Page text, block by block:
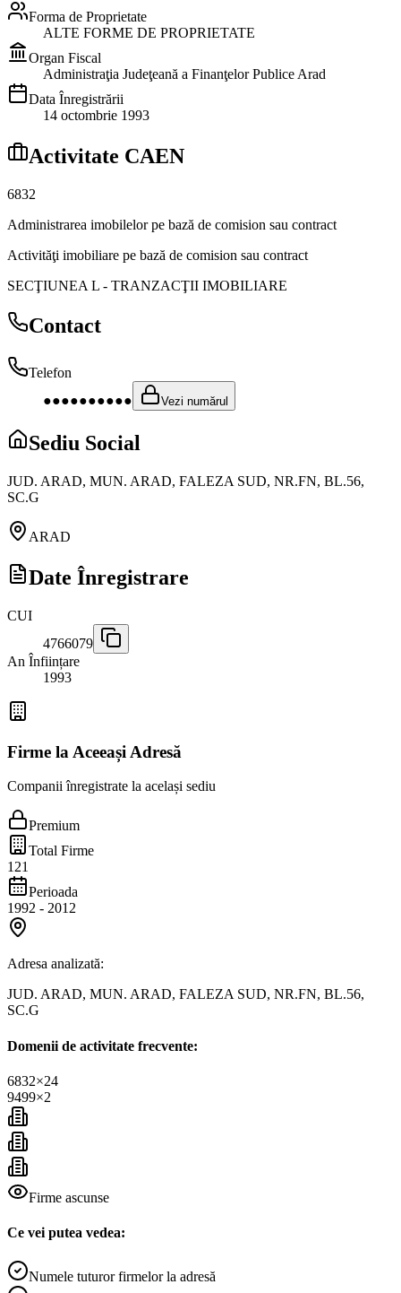
Forma de Proprietate
ALTE FORME DE PROPRIETATE
Organ Fiscal
Administraţia Judeţeană a Finanţelor Publice Arad
Data Înregistrării
14 octombrie 1993
Activitate CAEN
6832
Administrarea imobilelor pe bază de comision sau contract
Activităţi imobiliare pe bază de comision sau contract
SECŢIUNEA L - TRANZACŢII IMOBILIARE
Contact
Telefon
●●●●●●●●●●
Vezi numărul
Sediu Social
JUD. ARAD, MUN. ARAD, FALEZA SUD, NR.FN, BL.56,
SC.G
ARAD
Date Înregistrare
CUI
4766079
An Înființare
1993
Firme la Aceeași Adresă
Companii înregistrate la același sediu
Premium
Total Firme
121
Perioada
1992 - 2012
Adresa analizată:
JUD. ARAD, MUN. ARAD, FALEZA SUD, NR.FN, BL.56,
SC.G
Domenii de activitate frecvente:
6832×24
9499×2
Firme ascunse
Ce vei putea vedea:
Numele tuturor firmelor la adresă